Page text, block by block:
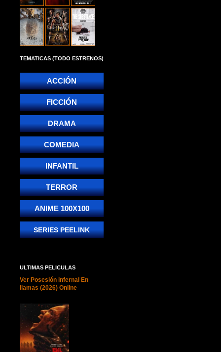
TEMATICAS (TODO ESTRENOS)
ACCIÓN
FICCIÓN
DRAMA
COMEDIA
INFANTIL
TERROR
ANIME 100X100
SERIES PEELINK
ULTIMAS PELICULAS
Ver Posesión infernal En
llamas (2026) Online